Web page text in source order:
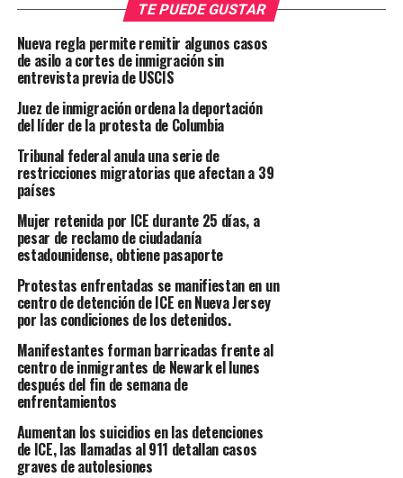
TE PUEDE GUSTAR
Nueva regla permite remitir algunos casos
de asilo a cortes de inmigración sin
entrevista previa de USCIS
Juez de inmigración ordena la deportación
del líder de la protesta de Columbia
Tribunal federal anula una serie de
restricciones migratorias que afectan a 39
países
Mujer retenida por ICE durante 25 días, a
pesar de reclamo de ciudadanía
estadounidense, obtiene pasaporte
Protestas enfrentadas se manifiestan en un
centro de detención de ICE en Nueva Jersey
por las condiciones de los detenidos.
Manifestantes forman barricadas frente al
centro de inmigrantes de Newark el lunes
después del fin de semana de
enfrentamientos
Aumentan los suicidios en las detenciones
de ICE, las llamadas al 911 detallan casos
graves de autolesiones